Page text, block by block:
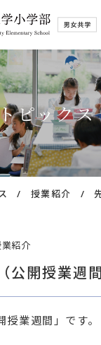
ピックス
授業紹介
紹介
公開授業週間
業週間」です。